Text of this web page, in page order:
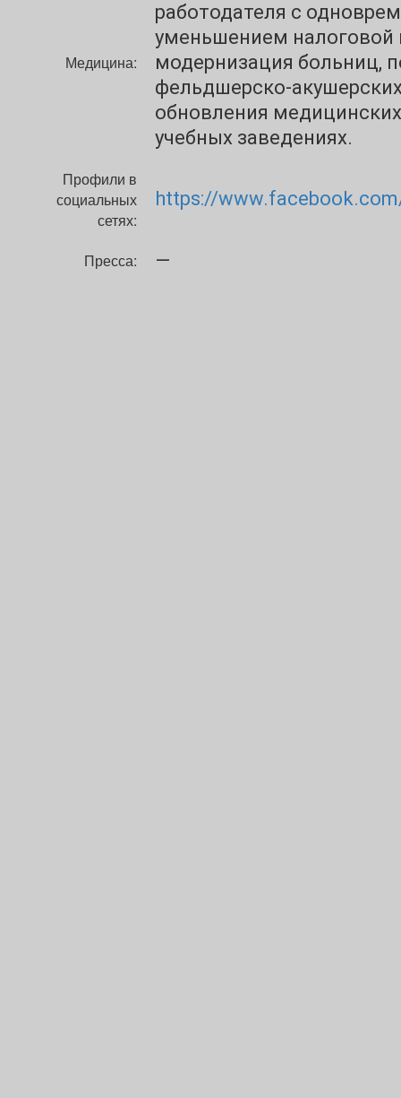
Медицина:
работодателя с
уменьшением налоговой
модернизация больниц,
фельдшерско-
обновления
учебных заведениях.
Профили в
социальных
сетях:
https://
Пресса: —